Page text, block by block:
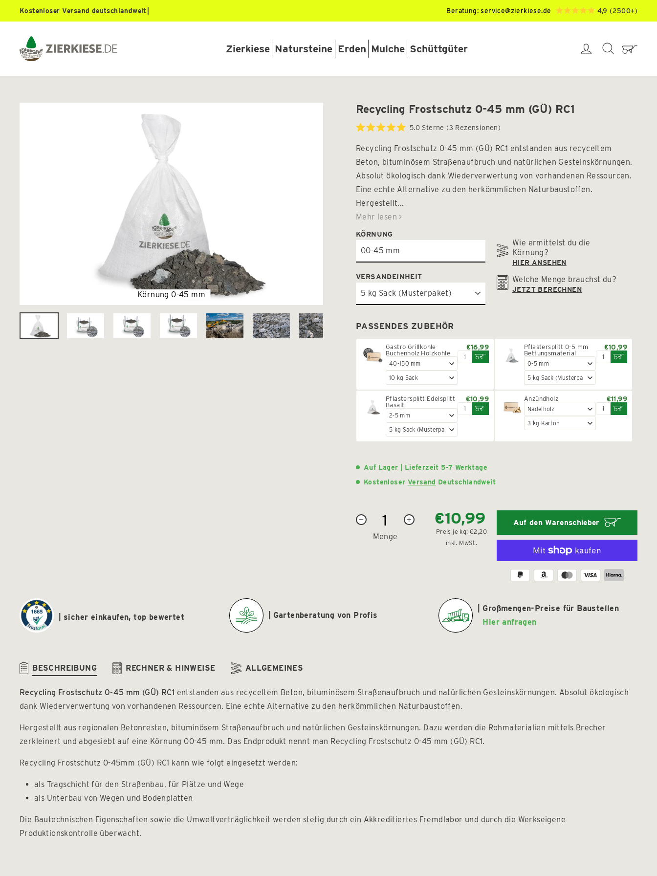
Direkt
zum
Kostenloser Versand deutschlandweit Beratung:service@zierkiese.de 4,9 (2500+)
Zierkiese Natursteine Erden Mulche Schüttgüter EINLOGGEN
SUCHE
Recycling Frostschutz 0-45 mm (GÜ) RC1
von
Sternen
5.0 Sterne (3 Rezensionen)
um
zu
Rezensionen
zu
Recycling Frostschutz 0-45 mm (GÜ) RC1 entstanden aus recyceltem
Beton, bituminösem Straßenaufbruch und natürlichen Gesteinskörnungen.
Absolut ökologisch dank Wiederverwertung von vorhandenen Ressourcen.
Eine echte Alternative zu den herkömmlichen Naturbaustoffen.
Hergestellt...
Mehr lesen >
KÖRNUNG
VERSANDEINHEIT
Wie ermittelst du die
Körnung?
HIER ANSEHEN
Welche Menge brauchst du?
JETZT BERECHNEN
PASSENDES ZUBEHÖR
Gastro Grillkohle
Buchenholz Holzkohle
€16,99
Pflastersplitt 0-5 mm
Bettungsmaterial
€10,99
Pflastersplitt Edelsplitt
Basalt
€10,99 Anzündholz €11,99
Auf Lager | Lieferzeit 5-7 Werktage
Kostenloser Versand Deutschlandweit
−
+
Menge
Normaler
Preis
€10,99
Preis je kg: €2,20
inkl. MwSt.
Auf den Warenschieber
sicher einkaufen, top bewertet Gartenberatung von Profis
Großmengen-Preise für Baustellen
Hier anfragen
BESCHREIBUNG RECHNER & HINWEISE ALLGEMEINES
Recycling Frostschutz 0-45 mm (GÜ) RC1 entstanden aus recyceltem Beton, bituminösem Straßenaufbruch und natürlichen Gesteinskörnungen. Absolut ökologisch
dank Wiederverwertung von vorhandenen Ressourcen. Eine echte Alternative zu den herkömmlichen Naturbaustoffen.
Hergestellt aus regionalen Betonresten, bituminösem Straßenaufbruch und natürlichen Gesteinskörnungen. Dazu werden die Rohmaterialien mittels Brecher
zerkleinert und abgesiebt auf eine Körnung 00-45 mm. Das Endprodukt nennt man Recycling Frostschutz 0-45 mm (GÜ) RC1.
Recycling Frostschutz 0-45mm (GÜ) RC1 kann wie folgt eingesetzt werden:
als Tragschicht für den Straßenbau, für Plätze und Wege
als Unterbau von Wegen und Bodenplatten
Die Bautechnischen Eigenschaften sowie die Umweltverträglichkeit werden stetig durch ein Akkreditiertes Fremdlabor und durch die Werkseigene
Produktionskontrolle überwacht.